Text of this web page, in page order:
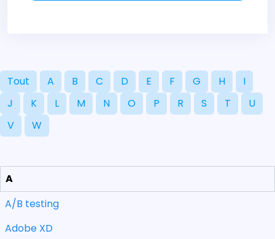
Tout A B C D E F G H
I
J
K L M N O P R S T
U
V
W
A
A/B testing
Adobe XD